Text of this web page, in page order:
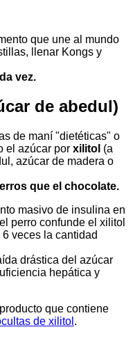
que une al mundo
llenar Kongs y
vez.
de abedul)
de maní "dietéticas" o
el azúcar por xilitol (a
azúcar de madera o
que el chocolate.
masivo de insulina en
perro confunde el xilitol
veces la cantidad
drástica del azúcar
hepática y
que contiene
de xilitol .